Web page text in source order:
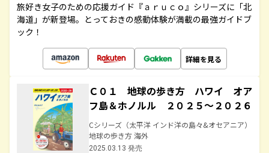
旅好き女子のための応援ガイド『ａｒｕｃｏ』シリーズに「北
海道」が新登場。とっておきの感動体験が満載の最強ガイドブ
ック！
詳細を見る
Ｃ０１ 地球の歩き方 ハワイ オア
フ島＆ホノルル ２０２５～２０２６
Cシリーズ（太平洋 インド洋の島々&オセアニア）
地球の歩き方 海外
2025.03.13 発売